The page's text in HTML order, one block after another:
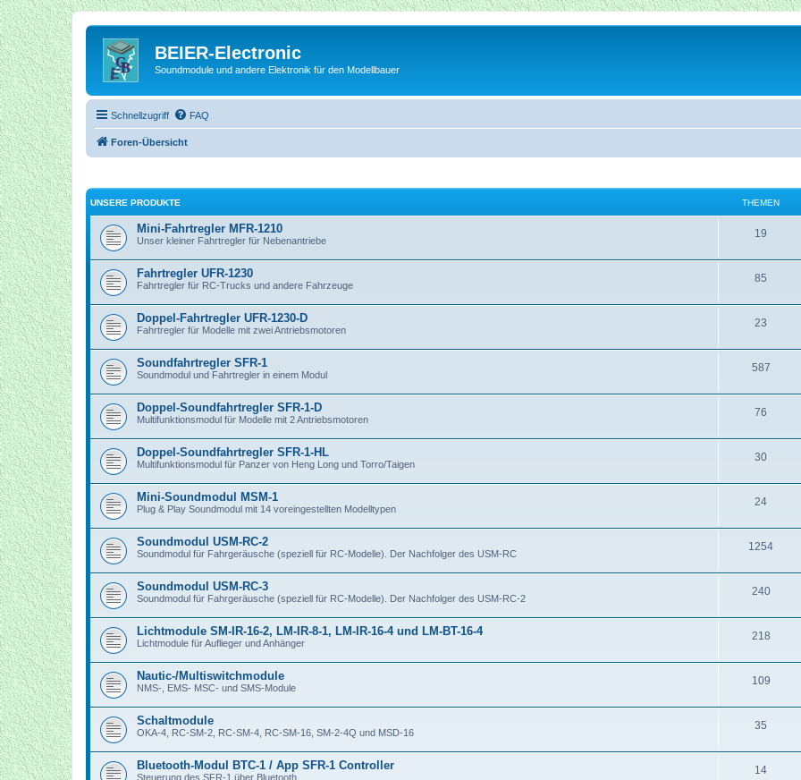
BEIER-Electronic
Soundmodule und andere Elektronik für den Modellbauer
Schnellzugriff FAQ
Foren-Übersicht
UNSERE PRODUKTE THEMEN
Mini-Fahrtregler MFR-1210
Unser kleiner Fahrtregler für Nebenantriebe
19
Fahrtregler UFR-1230
Fahrtregler für RC-Trucks und andere Fahrzeuge
85
Doppel-Fahrtregler UFR-1230-D
Fahrtregler für Modelle mit zwei Antriebsmotoren
23
Soundfahrtregler SFR-1
Soundmodul und Fahrtregler in einem Modul
587
Doppel-Soundfahrtregler SFR-1-D
Multifunktionsmodul für Modelle mit 2 Antriebsmotoren
76
Doppel-Soundfahrtregler SFR-1-HL
Multifunktionsmodul für Panzer von Heng Long und Torro/Taigen
30
Mini-Soundmodul MSM-1
Plug & Play Soundmodul mit 14 voreingestellten Modelltypen
24
Soundmodul USM-RC-2
Soundmodul für Fahrgeräusche (speziell für RC-Modelle). Der Nachfolger des USM-RC
1254
Soundmodul USM-RC-3
Soundmodul für Fahrgeräusche (speziell für RC-Modelle). Der Nachfolger des USM-RC-2
240
Lichtmodule SM-IR-16-2, LM-IR-8-1, LM-IR-16-4 und LM-BT-16-4
Lichtmodule für Auflieger und Anhänger
218
Nautic-/Multiswitchmodule
NMS-, EMS- MSC- und SMS-Module
109
Schaltmodule
OKA-4, RC-SM-2, RC-SM-4, RC-SM-16, SM-2-4Q und MSD-16
35
Bluetooth-Modul BTC-1 / App SFR-1 Controller
Steuerung des SFR-1 über Bluetooth
14